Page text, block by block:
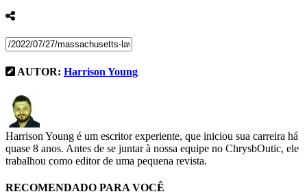
AUTOR: Harrison Young
Harrison Young é um escritor experiente, que iniciou sua carreira há
quase 8 anos. Antes de se juntar à nossa equipe no ChrysbOutic, ele
trabalhou como editor de uma pequena revista.
RECOMENDADO PARA VOCÊ